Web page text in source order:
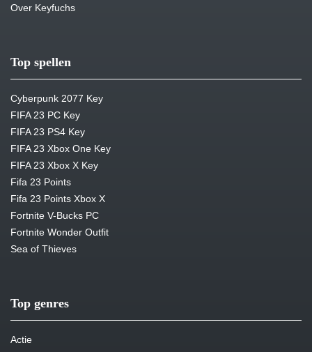
Over Keyfuchs
Top spellen
Cyberpunk 2077 Key
FIFA 23 PC Key
FIFA 23 PS4 Key
FIFA 23 Xbox One Key
FIFA 23 Xbox X Key
Fifa 23 Points
Fifa 23 Points Xbox X
Fortnite V-Bucks PC
Fortnite Wonder Outfit
Sea of Thieves
Top genres
Actie